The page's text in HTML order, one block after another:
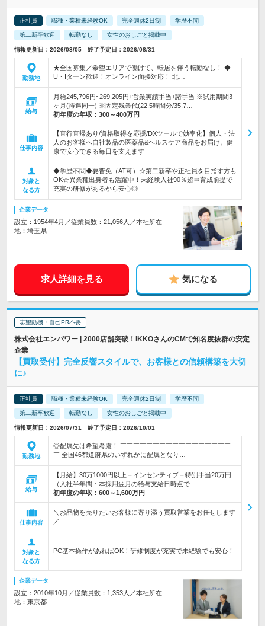
正社員 職種・業種未経験OK 完全週休2日制 学歴不問
第二新卒歓迎 転勤なし 女性のおしごと掲載中
情報更新日：2026/08/05 終了予定日：2026/08/31
勤務地
★全国募集／希望エリアで働けて、転居を伴う転勤なし！ ◆
U・Iターン歓迎！オンライン面接対応！ 北…
給与
月給245,796円~269,205円+営業実績手当+諸手当 ※試用期間3
ヶ月(待遇同一) ※固定残業代(22.5時間分/35,7…
初年度の年収： 300～400万円
仕事内容
【直行直帰あり/資格取得を応援/DXツールで効率化】個人・法
人のお客様へ自社製品の医薬品&ヘルスケア商品をお届け。健
康で安心できる毎日を支えます
対象と
なる方
◆学歴不問◆要普免（AT可）☆第二新卒や正社員を目指す方も
OK☆異業種出身者も活躍中！未経験入社90％超⇒育成前提で
充実の研修があるから安心◎
企業データ
設立：1954年4月／従業員数：21,056人／本社所在
地：埼玉県
求人詳細を見る 気になる
志望動機・自己PR不要
株式会社エンパワー | 2000店舗突破！IKKOさんのCMで知名度抜群の安定
企業
【買取受付】完全反響スタイルで、お客様との信頼構築を大切
に♪
正社員 職種・業種未経験OK 完全週休2日制 学歴不問
第二新卒歓迎 転勤なし 女性のおしごと掲載中
情報更新日：2026/07/31 終了予定日：2026/10/01
勤務地
◎配属先は希望考慮！ ￣￣￣￣￣￣￣￣￣￣￣￣￣￣￣￣￣
￣ 全国46都道府県のいずれかに配属となり…
給与
【月給】30万1000円以上＋インセンティブ＋特別手当20万円
（入社半年間・本採用翌月の給与支給日時点で…
初年度の年収： 600～1,600万円
仕事内容
＼お品物を売りたいお客様に寄り添う買取営業をお任せします
／
対象と
なる方
PC基本操作があればOK！研修制度が充実で未経験でも安心！
企業データ
設立：2010年10月／従業員数：1,353人／本社所在
地：東京都